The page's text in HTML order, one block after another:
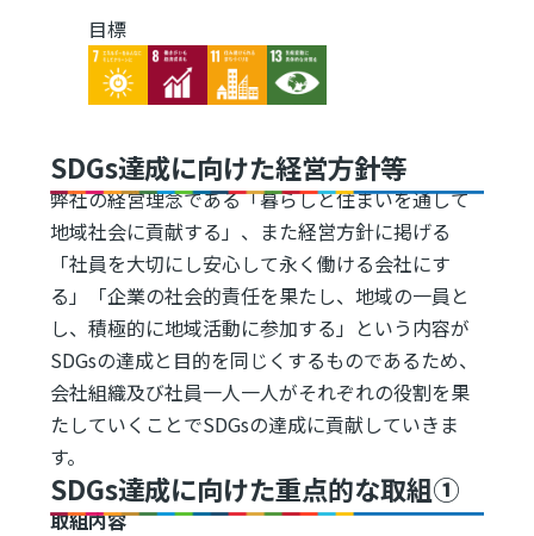
目標
Image Image Image Image
SDGs達成に向けた経営方針等
弊社の経営理念である「暮らしと住まいを通して
地域社会に貢献する」、また経営方針に掲げる
「社員を大切にし安心して永く働ける会社にす
る」「企業の社会的責任を果たし、地域の一員と
し、積極的に地域活動に参加する」という内容が
SDGsの達成と目的を同じくするものであるため、
会社組織及び社員一人一人がそれぞれの役割を果
たしていくことでSDGsの達成に貢献していきま
す。
SDGs達成に向けた重点的な取組①
取組内容